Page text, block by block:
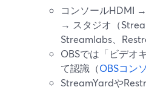
コンソールHDMI
→ スタジオ（
Streamlabs、
OBSでは「ビデオ
て認識（OBSコン
StreamYardや